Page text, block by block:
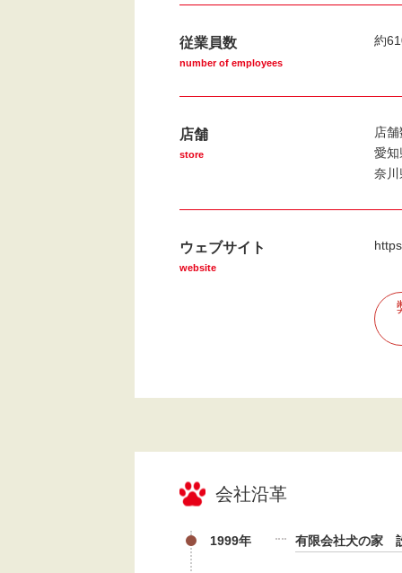
従業員数
number of employees
約
店舗
store
店
愛知
奈川
ウェブサイト
website
会社沿革
1999年 有限会社犬の家